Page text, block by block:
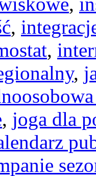
,
,
,
, joga dla